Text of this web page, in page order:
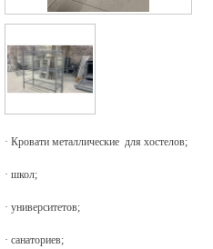
· Кровати металлические для хостелов;
· школ;
· университетов;
· санаториев;